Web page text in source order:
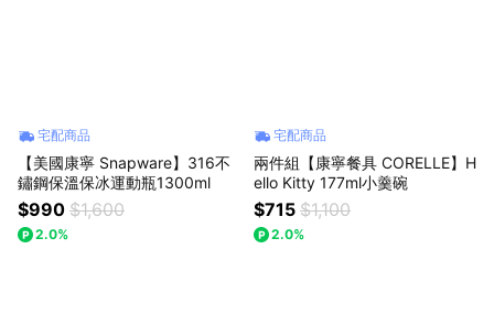
宅配商品
【美國康寧 Snapware】316不
鏽鋼保溫保冰運動瓶1300ml
$990 $1,600
2.0%
宅配商品
兩件組【康寧餐具 CORELLE】H
ello Kitty 177ml小羹碗
$715 $1,100
2.0%